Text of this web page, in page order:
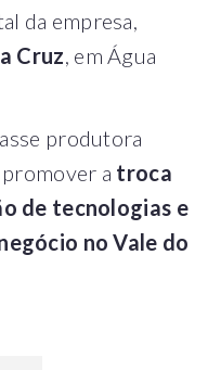
da empresa,
Cruz , em Água
produtora
a troca
de tecnologias e
no Vale do